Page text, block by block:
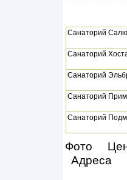
Санаторий
Санаторий
Санаторий
Санаторий
Санаторий
Фото